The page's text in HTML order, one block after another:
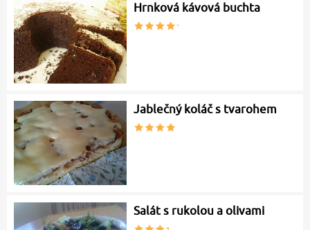
Hrnková kávová buchta
Jablečný koláč s tvarohem
Salát s rukolou a olivami